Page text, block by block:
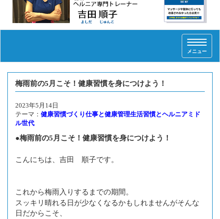
T
o
g
g
a
メニュー
梅雨前の5月こそ！健康習慣を身につけよう！
2023年5月14日
テーマ： 健康習慣づくり仕事と健康管理生活習慣とヘルニア ミド
ル世代
●梅雨前の5月こそ！健康習慣を身につけよう！
こんにちは、吉田 順子です。
これから梅雨入りするまでの期間。
スッキリ晴れる日が少なくなるかもしれませんがそんな
日だからこそ、